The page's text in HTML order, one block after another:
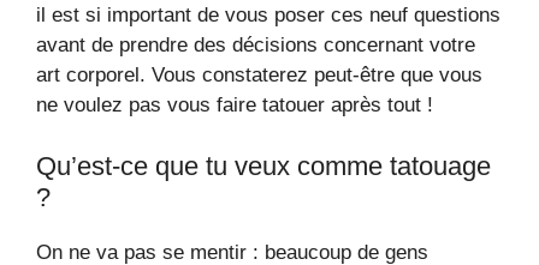
il est si important de vous poser ces neuf questions
avant de prendre des décisions concernant votre
art corporel. Vous constaterez peut-être que vous
ne voulez pas vous faire tatouer après tout !
Qu’est-ce que tu veux comme tatouage
?
On ne va pas se mentir : beaucoup de gens